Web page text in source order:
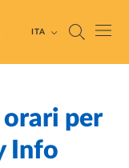
ITA
orari per
Info